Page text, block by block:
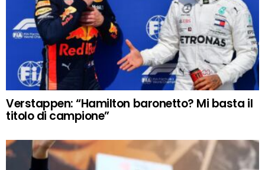
Verstappen: “Hamilton baronetto? Mi basta il
titolo di campione”